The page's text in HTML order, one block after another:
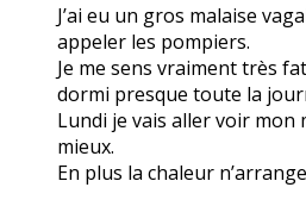
J’ai eu un gros malaise
appeler les pompiers.
Je me sens vraiment très
dormi presque toute la
Lundi je vais aller voir mon
mieux.
En plus la chaleur